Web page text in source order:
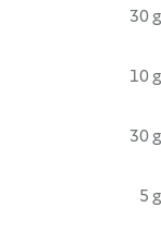
30 g
10 g
30 g
5 g